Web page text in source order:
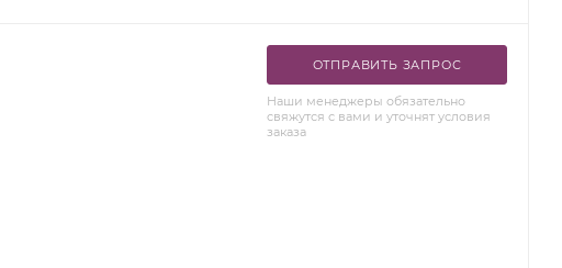
ОТПРАВИТЬ ЗАПРОС
Наши менеджеры обязательно
свяжутся с вами и уточнят условия
заказа